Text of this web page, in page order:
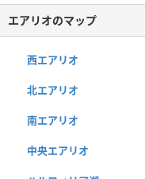
エアリオのマップ
西エアリオ
北エアリオ
南エアリオ
中央エアリオ